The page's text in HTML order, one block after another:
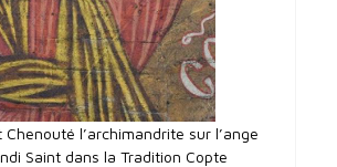
l’archimandrite sur l’ange
Saint dans la Tradition Copte